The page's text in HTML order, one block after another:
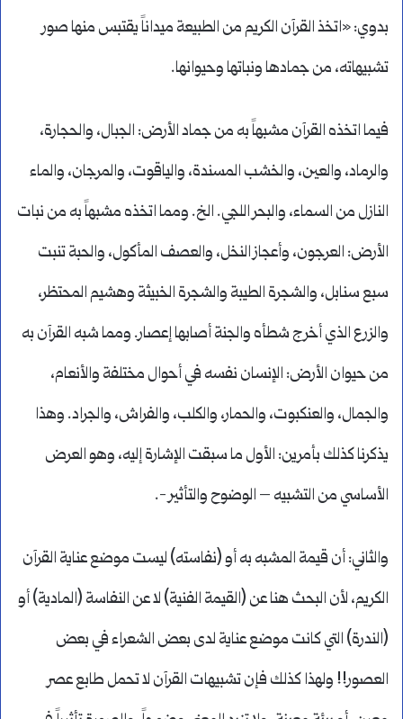
بدوي: «اتخذ القرآن الكريم من الطبيعة ميداناً يقتبس منها صور
تشبيهاته، من جمادها ونباتها وحيوانها.
فيما اتخذه القرآن مشبهاً به من جماد الأرض: الجبال، والحجارة،
والرماد، والعين، والخشب المسندة، والياقوت، والمرجان، والماء
النازل من السماء، والبحر اللجي. الخ. ومما اتخذه مشبهاً به من نبات
الأرض: العرجون، وأعجاز النخل، والعصف المأكول، والحبة تنبت
سبع سنابل، والشجرة الطيبة والشجرة الخبيثة وهشيم المحتظر،
والزرع الذي أخرج شطأه والجنة أصابها إعصار. ومما شبه القرآن به
من حيوان الأرض: الإنسان نفسه في أحوال مختلفة والأنعام،
والجمال، والعنكبوت، والحمار، والكلب، والفراش، والجراد. وهذا
يذكرنا كذلك بأمرين: الأول ما سبقت الإشارة إليه، وهو العرض
الأساسي من التشبيه – الوضوح والتأثير -.
والثاني: أن قيمة المشبه به أو (نفاسته) ليست موضع عناية القرآن
الكريم، لأن البحث هنا عن (القيمة الفنية) لا عن النفاسة (المادية) أو
(الندرة) التي كانت موضع عناية لدى بعض الشعراء في بعض
العصور!! ولهذا كذلك فإن تشبيهات القرآن لا تحمل طابع عصر